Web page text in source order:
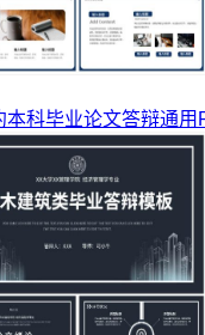
本科毕业论文答辩通用